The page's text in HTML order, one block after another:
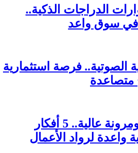
الدراجات الذكية..
في سوق واعد
الصوتية.. فرصة استثمارية
متصاعدة
بتكاليف أقل ومرونة عالية.. 5 أفكار
واعدة لرواد الأعمال